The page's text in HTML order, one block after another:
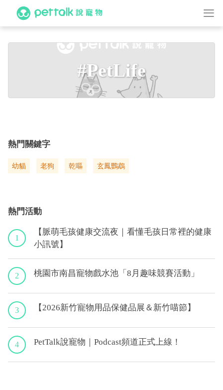
#PetLife
熱門關鍵字
幼貓 老狗 乾嘔 玄鳳鸚鵡
熱門活動
1
【脈萌毛孩健康交流夜｜看懂毛孩日常裡的健康
小訊號】
2 桃園市南昌寵物戲水池「8月趣味競賽活動」
3 【2026新竹寵物用品保健品展＆新竹喵節】
4 PetTalk說寵物｜Podcast頻道正式上線！